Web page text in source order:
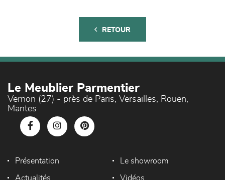
RETOUR
Le Meublier Parmentier
Vernon (27) - près de Paris, Versailles, Rouen,
Mantes
Présentation Le showroom
Actualités Vidéos